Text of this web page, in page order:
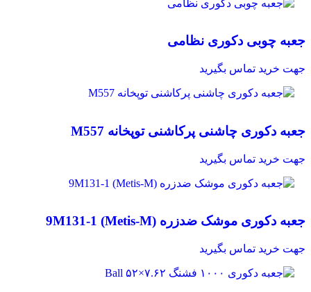
مشاهده سریع
جعبه چوبی دکوری نظامی
جهت خرید تماس بگیرید
مشاهده سریع
جعبه دکوری چاشنی پرکاشنی توپخانه M557
جهت خرید تماس بگیرید
مشاهده سریع
جعبه دکوری موشک ضدزره 9M131-1 (Metis-M)
جهت خرید تماس بگیرید